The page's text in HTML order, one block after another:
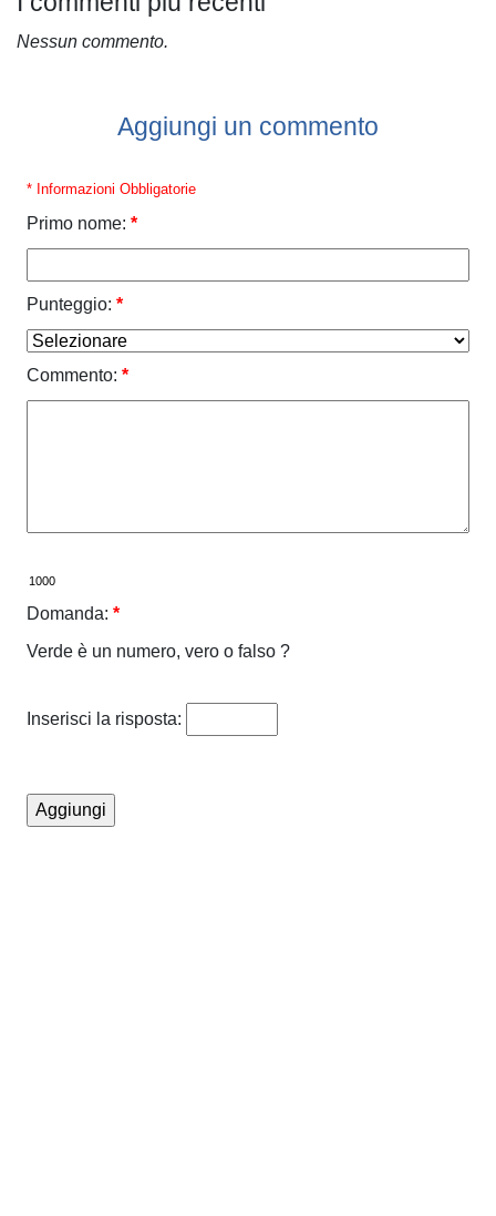
Nessun commento.
Aggiungi un commento
* Informazioni Obbligatorie
Primo nome: *
Punteggio: *
Commento: *
Domanda: *
Verde è un numero, vero o falso ?
Inserisci la risposta: